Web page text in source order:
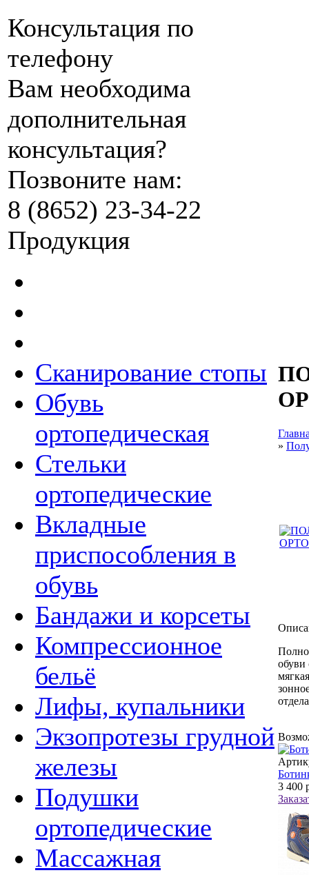
Консультация по
телефону
Вам необходима
дополнительная
консультация?
Позвоните нам:
8 (8652) 23-34-22
Продукция
Сканирование стопы
Обувь
ортопедическая
Стельки
ортопедические
Вкладные
приспособления в
обувь
Бандажи и корсеты
Компрессионное
бельё
Лифы, купальники
Экзопротезы грудной
железы
Подушки
ортопедические
Массажная
»
обуви
3 400